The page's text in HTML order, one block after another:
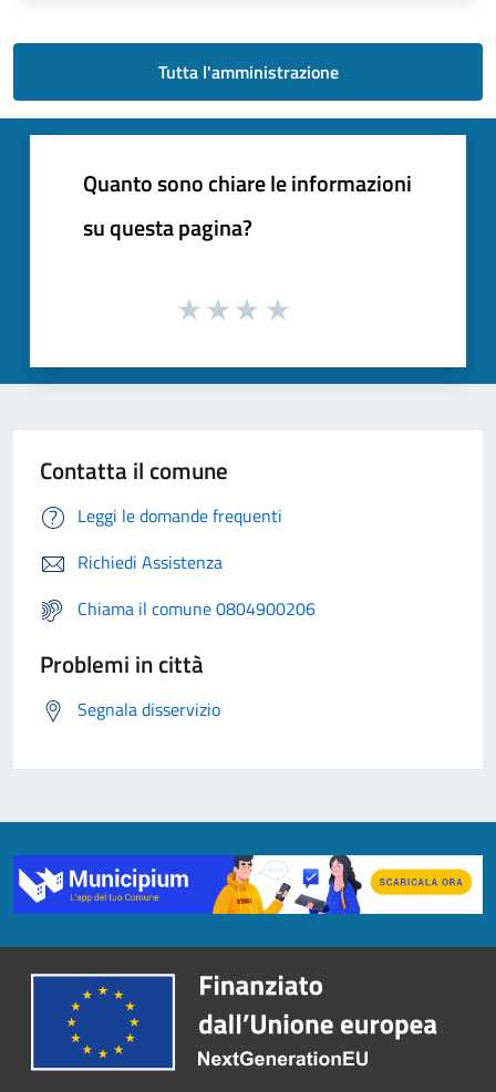
Tutta l'amministrazione
Quanto sono chiare le informazioni
su questa pagina?
Contatta il comune
Leggi le domande frequenti
Richiedi Assistenza
Chiama il comune 0804900206
Problemi in città
Segnala disservizio